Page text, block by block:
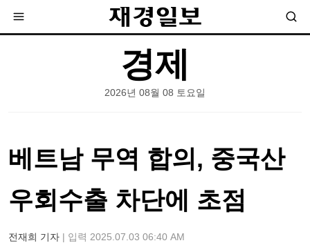
경제
2026년 08월 08 토요일
베트남 무역 합의, 중국산
우회수출 차단에 초점
전재희 기자 | 입력 2025.07.03 06:40 AM